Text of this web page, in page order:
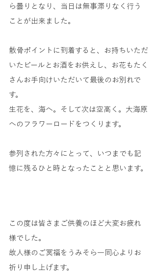
ら曇りとなり、当日は無事滞りなく行う
ことが出来ました。
散骨ポイントに到着すると、お持ちいただ
いたビールとお酒をお供えし、お花もたく
さんお手向けいただいて最後のお別れで
す。
生花を、海へ。そして次は空高く。大海原
へのフラワーロードをつくります。
参列された方々にとって、いつまでも記
憶に残るひと時となったことと思います。
この度は皆さまご供養のほど大変お疲れ
様でした。
故人様のご冥福をうみそら一同心よりお
祈り申し上げます。